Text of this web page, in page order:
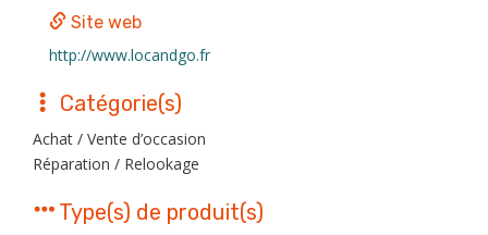
Site web
http://www.locandgo.fr
Catégorie(s)
Achat / Vente d’occasion
Réparation / Relookage
Type(s) de produit(s)